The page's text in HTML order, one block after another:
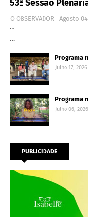
53ª Sessão
O OBSERVADOR
Agosto
…
…
Programa
Julho 17, 2026
Programa
Julho 06, 2026
PUBLICIDADE